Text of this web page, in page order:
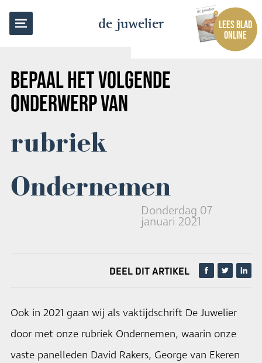
de juwelier
LEES BLAD
ONLINE
BEPAAL HET VOLGENDE
ONDERWERP VAN
rubriek
Ondernemen
Donderdag 07
januari 2021
TERUG NAAR OVERZICHT
DEEL DIT ARTIKEL
Ook in 2021 gaan wij als vaktijdschrift De Juwelier
door met onze rubriek Ondernemen, waarin onze
vaste panelleden David Rakers, George van Ekeren